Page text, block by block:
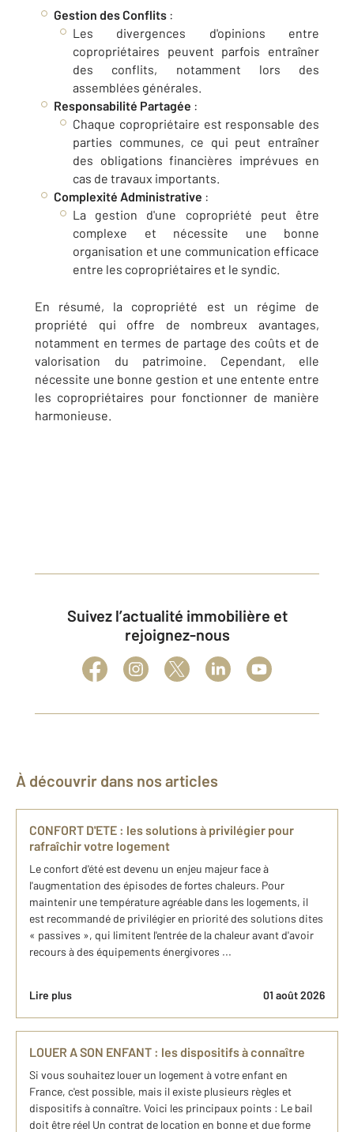
Gestion des Conflits :
Les divergences d'opinions entre
copropriétaires peuvent parfois entraîner
des conflits, notamment lors des
assemblées générales.
Responsabilité Partagée :
Chaque copropriétaire est responsable des
parties communes, ce qui peut entraîner
des obligations financières imprévues en
cas de travaux importants.
Complexité Administrative :
La gestion d'une copropriété peut être
complexe et nécessite une bonne
organisation et une communication efficace
entre les copropriétaires et le syndic.
En résumé, la copropriété est un régime de
propriété qui offre de nombreux avantages,
notamment en termes de partage des coûts et de
valorisation du patrimoine. Cependant, elle
nécessite une bonne gestion et une entente entre
les copropriétaires pour fonctionner de manière
harmonieuse.
Suivez l’actualité immobilière et
rejoignez-nous
À découvrir dans nos articles
CONFORT D'ETE : les solutions à privilégier pour
rafraîchir votre logement
Le confort d'été est devenu un enjeu majeur face à
l'augmentation des épisodes de fortes chaleurs. Pour
maintenir une température agréable dans les logements, il
est recommandé de privilégier en priorité des solutions dites
« passives », qui limitent l'entrée de la chaleur avant d'avoir
recours à des équipements énergivores ...
Lire plus 01 août 2026
LOUER A SON ENFANT : les dispositifs à connaître
Si vous souhaitez louer un logement à votre enfant en
France, c'est possible, mais il existe plusieurs règles et
dispositifs à connaître. Voici les principaux points : Le bail
doit être réel Un contrat de location en bonne et due forme